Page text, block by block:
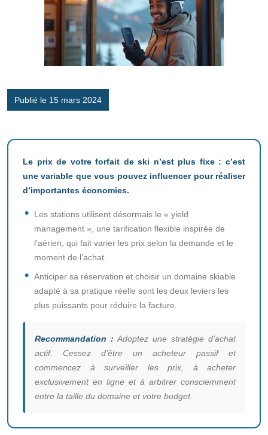
Publié le 15 mars 2024
Le prix de votre forfait de ski n’est plus fixe : c’est
une variable que vous pouvez influencer pour réaliser
d’importantes économies.
Les stations utilisent désormais le « yield
management », une tarification flexible inspirée de
l’aérien, qui fait varier les prix selon la demande et le
moment de l’achat.
Anticiper sa réservation et choisir un domaine skiable
adapté à sa pratique réelle sont les deux leviers les
plus puissants pour réduire la facture.
Recommandation : Adoptez une stratégie d’achat
actif. Cessez d’être un acheteur passif et
commencez à surveiller les prix, à acheter
exclusivement en ligne et à arbitrer consciemment
entre la taille du domaine et votre budget.